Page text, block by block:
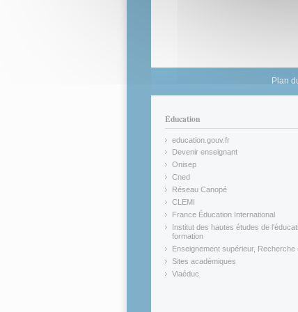
Plan
Éducation
education.gouv.fr
(link is external)
Devenir enseignant
(link is external)
Onisep
(link is external)
Cned
(link is external)
Réseau Canopé
(link is external)
CLEMI
(link is external)
France Éducation International
(link is external)
Institut des hautes études de
formation
(link is external)
Enseignement supérieur, Recherche
(link is external)
Sites académiques
(link is external)
Viaéduc